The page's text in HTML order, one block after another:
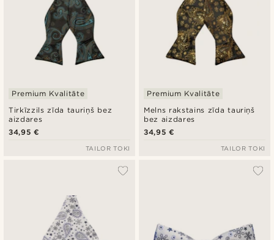
Tirkīzzils zīda tauriņš bez
aizdares
Premium Kvalitāte
34,95 €
TAILOR TOKI
Melns rakstains zīda tauriņš
bez aizdares
Premium Kvalitāte
34,95 €
TAILOR TOKI